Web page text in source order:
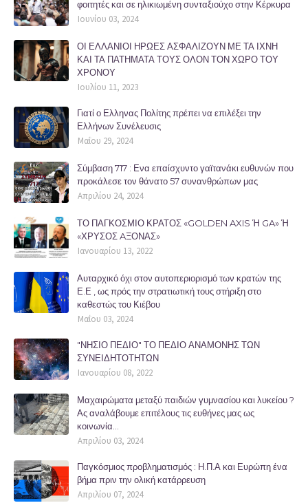
φοιτητές και σε ηλικιωμένη συνταξιούχο στην Κέρκυρα
Ιουνίου 03, 2024
ΟΙ ΕΛΛΑΝΙΟΙ ΗΡΩΕΣ ΑΣΦΑΛΙΖΟΥΝ ΜΕ ΤΑ ΙΧΝΗ
ΚΑΙ ΤΑ ΠΑΤΗΜΑΤΑ ΤΟΥΣ ΟΛΟΝ ΤΟΝ ΧΩΡΟ ΤΟΥ
ΧΡΟΝΟΥ
Ιουλίου 11, 2023
Γιατί ο Ελληνας Πολίτης πρέπει να επιλέξει την
Ελλήνων Συνέλευσις
Μαΐου 29, 2024
Σύμβαση 717 : Ενα επαίσχυντο γαϊτανάκι ευθυνών που
προκάλεσε τον θάνατο 57 συνανθρώπων μας
Απριλίου 24, 2024
ΤΟ ΠΑΓΚΟΣΜΙΟ ΚΡΑΤΟΣ «GOLDEN AXIS Ή GA» Ή
«ΧΡΥΣΟΣ AΞΟΝΑΣ»
Ιανουαρίου 13, 2022
Αυταρχικό όχι στον αυτοπεριορισμό των κρατών της
Ε.Ε , ως πρός την στρατιωτική τους στήριξη στο
καθεστώς του Κιέβου
Μαΐου 03, 2024
"ΝΗΣΙΟ ΠΕΔΙΟ" ΤΟ ΠΕΔΙΟ ΑΝΑΜΟΝΗΣ ΤΩΝ
ΣΥΝΕΙΔΗΤΟΤΗΤΩΝ
Ιανουαρίου 08, 2022
Μαχαιρώματα μεταξύ παιδιών γυμνασίου και λυκείου ?
Ας αναλάβουμε επιτέλους τις ευθήνες μας ως
κοινωνία...
Απριλίου 03, 2024
Παγκόσμιος προβληματισμός : Η.Π.Α και Ευρώπη ένα
βήμα πριν την ολική κατάρρευση
Απριλίου 07, 2024